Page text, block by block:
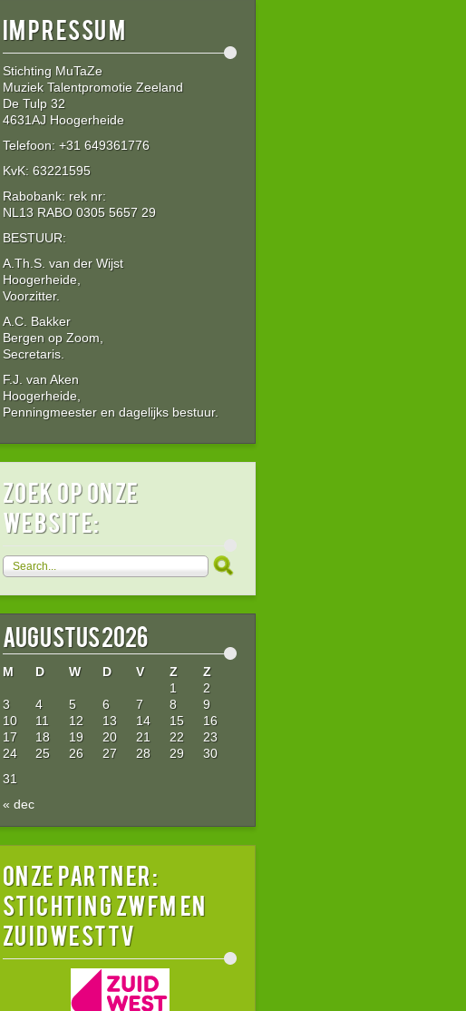
Impressum
Stichting MuTaZe
Muziek Talentpromotie Zeeland
De Tulp 32
4631AJ Hoogerheide
Telefoon: +31 649361776
KvK: 63221595
Rabobank: rek nr:
NL13 RABO 0305 5657 29
BESTUUR:
A.Th.S. van der Wijst
Hoogerheide,
Voorzitter.
A.C. Bakker
Bergen op Zoom,
Secretaris.
F.J. van Aken
Hoogerheide,
Penningmeester en dagelijks bestuur.
zoek op onze
website:
augustus 2026
M D W D V Z
Z
1
2
3
4 5 6 7 8
9
10
11 12 13 14 15
16
17
18 19 20 21 22
23
24
25 26 27 28 29
30
31
« dec
Onze partner:
stichting ZWFM en
ZuidwestTV